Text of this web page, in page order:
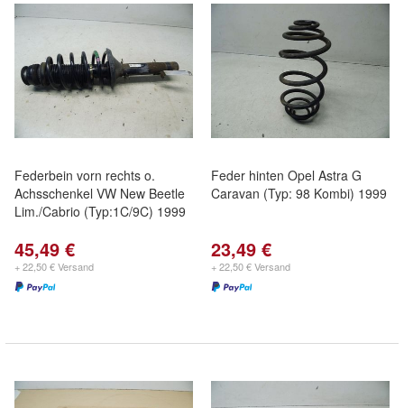
Federbein vorn rechts o.
Achsschenkel VW New Beetle
Lim./Cabrio (Typ:1C/9C) 1999
45,49 €
+ 22,50 € Versand
Feder hinten Opel Astra G
Caravan (Typ: 98 Kombi) 1999
23,49 €
+ 22,50 € Versand